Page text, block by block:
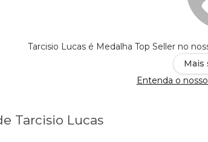
Tarcisio Lucas é Medalha Top Seller no
Mais
Entenda o
Tarcisio Lucas